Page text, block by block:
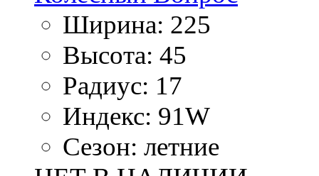
Ширина: 225
Высота: 45
Радиус: 17
Индекс: 91W
Сезон: летние